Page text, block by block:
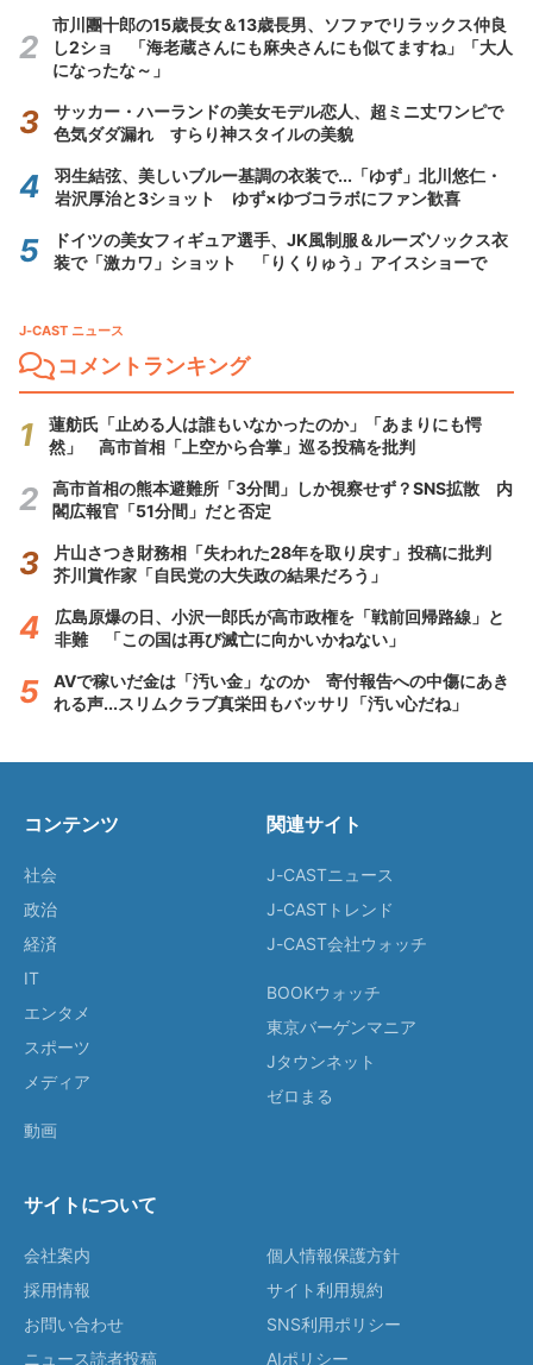
市川團十郎の15歳長女＆13歳長男、ソファでリラックス仲良
し2ショ 「海老蔵さんにも麻央さんにも似てますね」「大人
になったな～」
サッカー・ハーランドの美女モデル恋人、超ミニ丈ワンピで
色気ダダ漏れ すらり神スタイルの美貌
羽生結弦、美しいブルー基調の衣装で...「ゆず」北川悠仁・
岩沢厚治と3ショット ゆず×ゆづコラボにファン歓喜
ドイツの美女フィギュア選手、JK風制服＆ルーズソックス衣
装で「激カワ」ショット 「りくりゅう」アイスショーで
J-CAST ニュース
コメントランキング
蓮舫氏「止める人は誰もいなかったのか」「あまりにも愕
然」 高市首相「上空から合掌」巡る投稿を批判
高市首相の熊本避難所「3分間」しか視察せず？SNS拡散 内
閣広報官「51分間」だと否定
片山さつき財務相「失われた28年を取り戻す」投稿に批判
芥川賞作家「自民党の大失政の結果だろう」
広島原爆の日、小沢一郎氏が高市政権を「戦前回帰路線」と
非難 「この国は再び滅亡に向かいかねない」
AVで稼いだ金は「汚い金」なのか 寄付報告への中傷にあき
れる声...スリムクラブ真栄田もバッサリ「汚い心だね」
コンテンツ
社会
政治
経済
IT
エンタメ
スポーツ
メディア
動画
関連サイト
J-CASTニュース
J-CASTトレンド
J-CAST会社ウォッチ
BOOKウォッチ
東京バーゲンマニア
Jタウンネット
ゼロまる
サイトについて
会社案内
採用情報
お問い合わせ
ニュース読者投稿
個人情報保護方針
サイト利用規約
SNS利用ポリシー
AIポリシー